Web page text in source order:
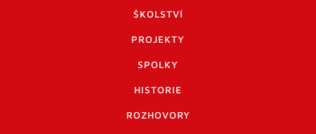
ŠKOLSTVÍ
PROJEKTY
SPOLKY
HISTORIE
ROZHOVORY